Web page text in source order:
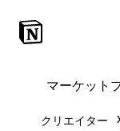
マーケット
クリエイター